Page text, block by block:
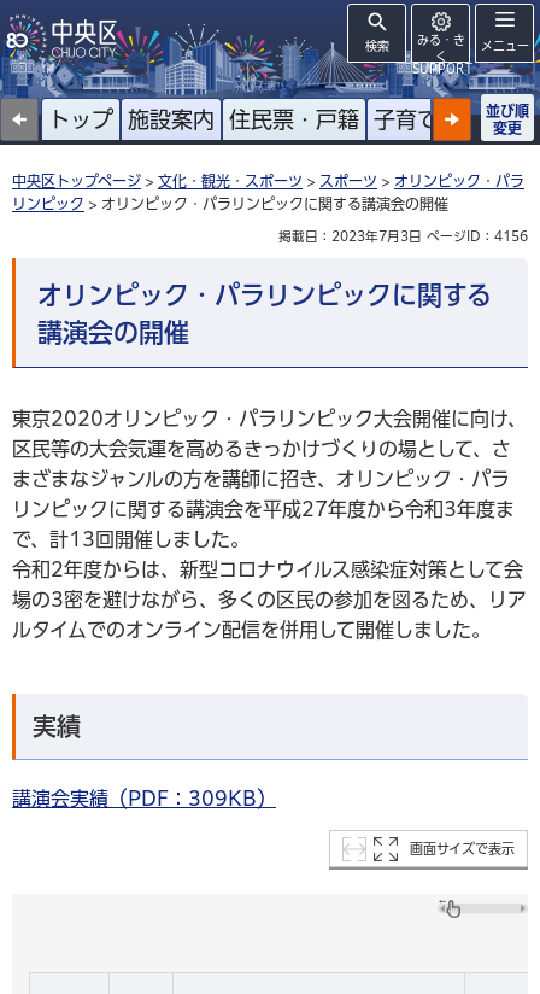
検索
みる・き
く
SUPPORT
メニュー
トップ 施設案内 住民票・戸籍 子育て 高齢者
並び順
変更
中央区トップページ > 文化・観光・スポーツ > スポーツ > オリンピック・パラ
リンピック > オリンピック・パラリンピックに関する講演会の開催
掲載日：2023年7月3日 ページID：4156
オリンピック・パラリンピックに関する
講演会の開催
東京2020オリンピック・パラリンピック大会開催に向け、
区民等の大会気運を高めるきっかけづくりの場として、さ
まざまなジャンルの方を講師に招き、オリンピック・パラ
リンピックに関する講演会を平成27年度から令和3年度ま
で、計13回開催しました。
令和2年度からは、新型コロナウイルス感染症対策として会
場の3密を避けながら、多くの区民の参加を図るため、リア
ルタイムでのオンライン配信を併用して開催しました。
実績
講演会実績（PDF：309KB）
画面サイズで表示